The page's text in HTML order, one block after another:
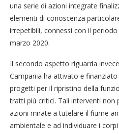
una serie di azioni integrate
elementi di conoscenza
irrepetibili, connessi con il
marzo 2020.
Il secondo aspetto riguarda
Campania ha attivato e
progetti per il ripristino della
tratti più critici. Tali interventi non
azioni mirate a tutelare il fiume
ambientale e ad individuare i